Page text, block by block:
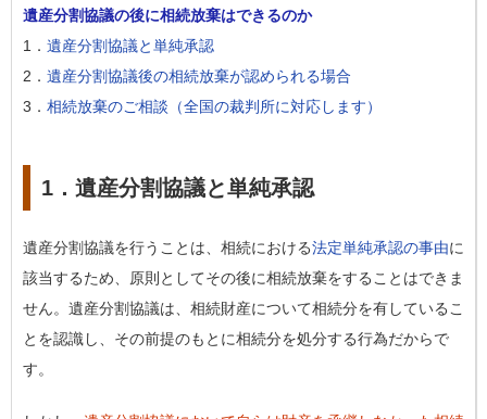
遺産分割協議の後に相続放棄はできるのか
1． 遺産分割協議と単純承認
2． 遺産分割協議後の相続放棄が認められる場合
3． 相続放棄のご相談（全国の裁判所に対応します）
1．遺産分割協議と単純承認
遺産分割協議を行うことは、相続における法定単純承認の事由に
該当するため、原則としてその後に相続放棄をすることはできま
せん。遺産分割協議は、相続財産について相続分を有しているこ
とを認識し、その前提のもとに相続分を処分する行為だからで
す。